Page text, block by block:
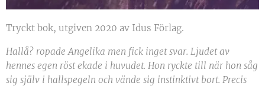
Tryckt bok, utgiven 2020 av Idus Förlag.
Hallå? ropade Angelika men fick inget svar. Ljudet av
hennes egen röst ekade i huvudet. Hon ryckte till när hon såg
sig själv i hallspegeln och vände sig instinktivt bort. Precis